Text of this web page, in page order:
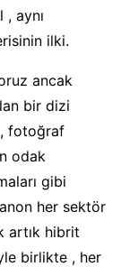
aynı
ilki.
ancak
bir dizi
fotoğraf
odak
gibi
her sektör
artık hibrit
birlikte , her